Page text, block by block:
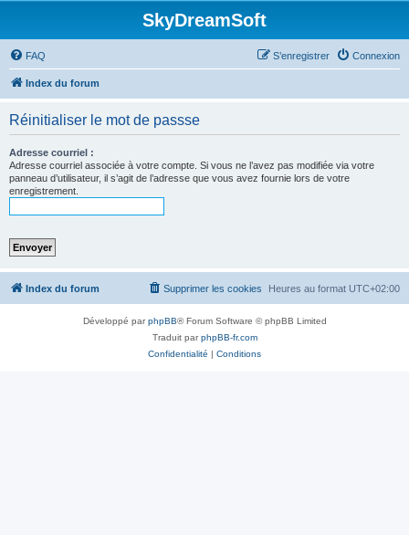
SkyDreamSoft
FAQ Connexion
S’enregistrer
Index du forum
Réinitialiser le mot de passse
Adresse courriel :
Adresse courriel associée à votre compte. Si vous ne l’avez pas modifiée via votre
panneau d’utilisateur, il s’agit de l’adresse que vous avez fournie lors de votre
enregistrement.
Index du forum Heures au format UTC+02:00
Supprimer les cookies
Développé parphpBB® Forum Software © phpBB Limited
Traduit parphpBB-fr.com
Confidentialité | Conditions